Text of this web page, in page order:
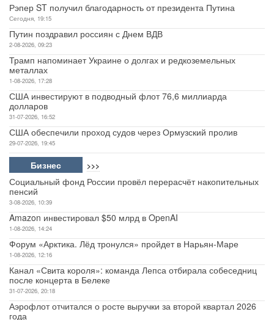
Рэпер ST получил благодарность от президента Путина
Сегодня, 19:15
Путин поздравил россиян с Днем ВДВ
2-08-2026, 09:23
Трамп напоминает Украине о долгах и редкоземельных
металлах
1-08-2026, 17:28
США инвестируют в подводный флот 76,6 миллиарда
долларов
31-07-2026, 16:52
США обеспечили проход судов через Ормузский пролив
29-07-2026, 19:45
Бизнес >>>
Социальный фонд России провёл перерасчёт накопительных
пенсий
3-08-2026, 10:39
Amazon инвестировал $50 млрд в OpenAI
1-08-2026, 14:24
Форум «Арктика. Лёд тронулся» пройдет в Нарьян-Маре
1-08-2026, 12:16
Канал «Свита короля»: команда Лепса отбирала собеседниц
после концерта в Белеке
31-07-2026, 20:18
Аэрофлот отчитался о росте выручки за второй квартал 2026
года